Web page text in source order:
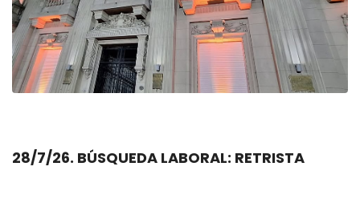
28/7/26. BÚSQUEDA LABORAL: RETRISTA